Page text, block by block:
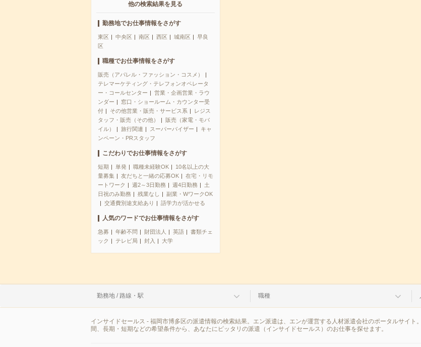
他の検索結果を見る
勤務地でお仕事情報をさがす
東区 中央区 南区 西区 城南区
早良
区
職種でお仕事情報をさがす
販売（アパレル・ファッション・コスメ）
テレマーケティング・テレフォンオペレータ
ー・コールセンター
営業・企画営業・ラウ
ンダー
窓口・ショールーム・カウンター受
付
その他営業・販売・サービス系
レジス
タッフ・販売（その他）
販売（家電・モバ
イル）
旅行関連 スーパーバイザー
キャ
ンペーン・PRスタッフ
こだわりでお仕事情報をさがす
短期 単発 職種未経験OK
10名以上の大
量募集
友だちと一緒の応募OK
在宅・リモ
ートワーク
週2～3日勤務 週4日勤務
土
日祝のみ勤務
残業なし
副業・WワークOK
交通費別途支給あり
語学力が活かせる
人気のワードでお仕事情報をさがす
急募 年齢不問 財団法人 英語
書類チェ
ック
テレビ局 封入 大学
勤務地 / 路線・駅 職種
インサイドセールス - 福岡市博多区の派遣情報の検索結果。エン派遣は、エンが運営する人材派遣会社のポータルサイ
間、長期・短期などの希望条件から、あなたにピッタリの派遣（インサイドセールス）のお仕事を探せます。